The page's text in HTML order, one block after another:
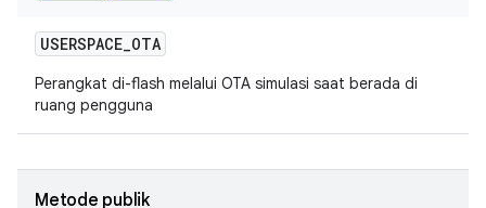
USERSPACE_OTA
Perangkat di-flash melalui OTA simulasi saat berada di
ruang pengguna
Metode publik